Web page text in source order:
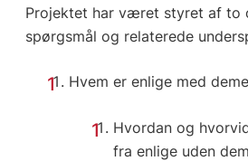
Projektet har været styret af to
spørgsmål og relaterede
Hvem er enlige med
Hvordan og
fra enlige uden